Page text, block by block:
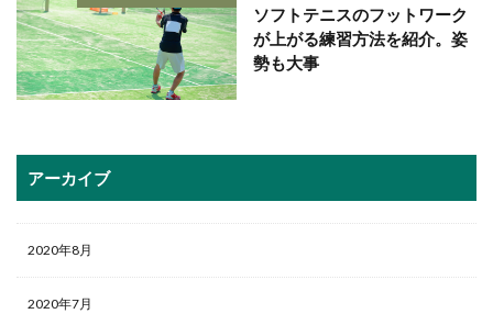
ソフトテニスのフットワーク
が上がる練習方法を紹介。姿
勢も大事
アーカイブ
2020年8月
2020年7月